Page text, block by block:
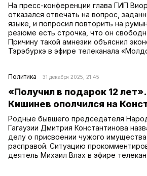
На пресс-конференции глава ГИП
отказался отвечать на вопрос,
языке, и попросил повторить на
резюме есть строчка, что он
Причину такой амнезии объяснил
Тэрэбуркэ в эфире телеканала
Политика 31 декабря 2025, 21:45
«Получил в подарок 12
Кишинев ополчился на
Родные бывшего председателя
Гагаузии Дмитрия Константинова
делу о присвоении чужого
расправой. Ситуацию
деятель Михаил Влах в эфире